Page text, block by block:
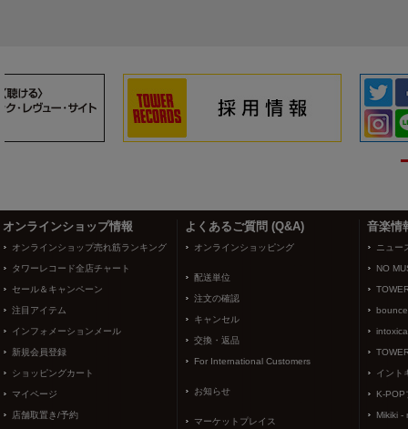
オンラインショップ情報
オンラインショップ売れ筋ランキング
タワーレコード全店チャート
セール＆キャンペーン
注目アイテム
インフォメーションメール
新規会員登録
ショッピングカート
マイページ
店舗取置き/予約
よくあるご質問 (Q&A)
オンラインショッピング
配送単位
注文の確認
キャンセル
交換・返品
For International Customers
お知らせ
マーケットプレイス
音楽情
ニュー
NO
bounce
イント
K-POP
Mikiki -